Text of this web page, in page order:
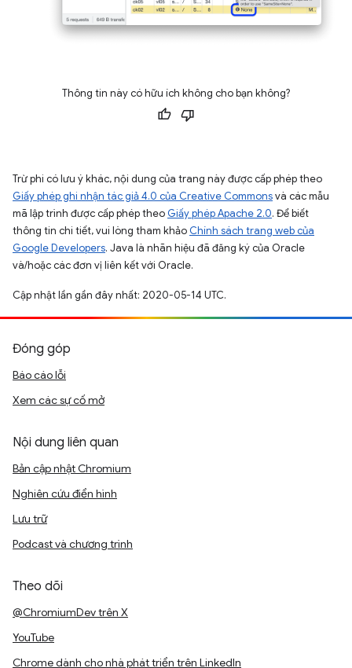
Thông tin này có hữu ích không cho bạn không?
Trừ phi có lưu ý khác, nội dung của trang này được cấp phép theo
Giấy phép ghi nhận tác giả 4.0 của Creative Commonsvà các mẫu
mã lập trình được cấp phép theo Giấy phép Apache 2.0. Để biết
thông tin chi tiết, vui lòng tham khảo Chính sách trang web của
Google Developers. Java là nhãn hiệu đã đăng ký của Oracle
và/hoặc các đơn vị liên kết với Oracle.
Cập nhật lần gần đây nhất: 2020-05-14 UTC.
Đóng góp
Báo cáo lỗi
Xem các sự cố mở
Nội dung liên quan
Bản cập nhật Chromium
Nghiên cứu điển hình
Lưu trữ
Podcast và chương trình
Theo dõi
@ChromiumDev trên X
YouTube
Chrome dành cho nhà phát triển trên LinkedIn